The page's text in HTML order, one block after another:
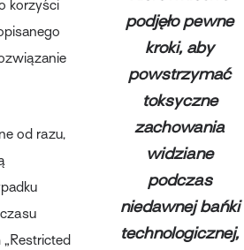
podjęło pewne
kroki, aby
powstrzymać
toksyczne
zachowania
widziane
podczas
niedawnej bańki
technologicznej,
korzyści
od razu,